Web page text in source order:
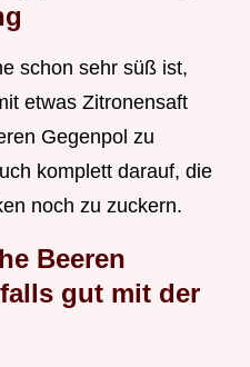
schon sehr süß ist,
etwas Zitronensaft
Gegenpol zu
komplett darauf, die
noch zu zuckern.
Beeren
gut mit der